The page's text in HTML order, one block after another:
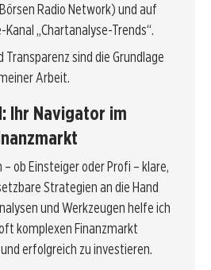
Radio Network) und auf
„Chartanalyse-Trends“.
sind die Grundlage
Arbeit.
Ihr Navigator im
ob Einsteiger oder Profi – klare,
Strategien an die Hand
und Werkzeugen helfe ich
komplexen Finanzmarkt
erfolgreich zu investieren.